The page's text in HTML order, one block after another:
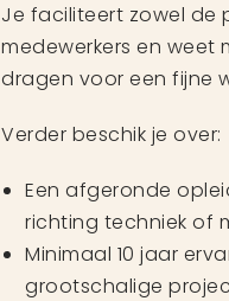
Je faciliteert zowel de
medewerkers en weet
dragen voor een fijne
Verder beschik je over:
Een afgeronde
richting techniek of
Minimaal 10 jaar
grootschalige